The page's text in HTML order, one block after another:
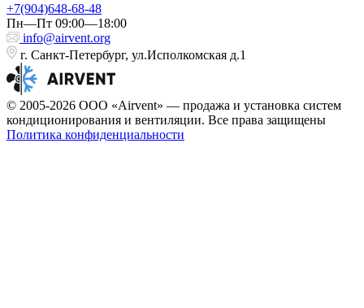
+7(904)648-68-48
Пн—Пт 09:00—18:00
info@airvent.org
г. Санкт-Петербург, ул.Исполкомская д.1
© 2005-2026 ООО «Airvent» — продажа и установка систем
кондиционирования и вентиляции. Все права защищены
Политика конфиденциальности